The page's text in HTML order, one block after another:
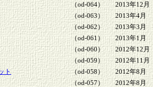
（od-064）
2013年12月
（od-063）
2013年4月
（od-062）
2013年3月
（od-061）
2013年1月
（od-060）
2012年12月
（od-059）
2012年11月
ト
（od-058）
2012年8月
（od-057）
2012年8月